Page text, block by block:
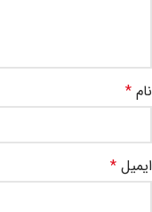
نام *
ایمیل *